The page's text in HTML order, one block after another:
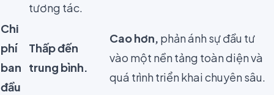
tương tác.
Chi
phí
ban
đầu
Thấp đến
trung bình.
Cao hơn, phản ánh sự đầu tư
vào một nền tảng toàn diện và
quá trình triển khai chuyên sâu.